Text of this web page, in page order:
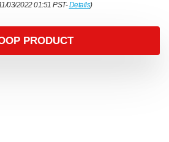
03/2022 01:51 PST-Details)
PRODUCT